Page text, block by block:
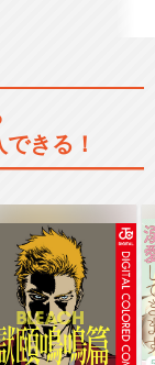
きる！